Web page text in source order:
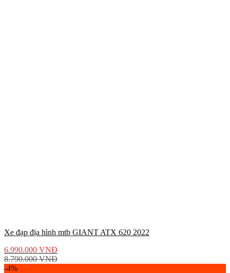
Xe đạp địa hình mtb GIANT ATX 620 2022
6.990.000 VNĐ
8.790.000VNĐ
-4%